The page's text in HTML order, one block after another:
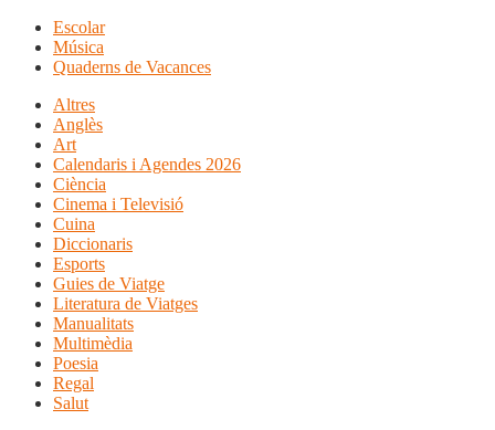
Escolar
Música
Quaderns de Vacances
Altres
Anglès
Art
Calendaris i Agendes 2026
Ciència
Cinema i Televisió
Cuina
Diccionaris
Esports
Guies de Viatge
Literatura de Viatges
Manualitats
Multimèdia
Poesia
Regal
Salut